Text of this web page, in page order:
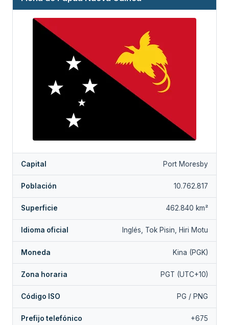
Capital Port Moresby
Población 10.762.817
Superficie 462.840 km²
Idioma oficial Inglés, Tok Pisin, Hiri Motu
Moneda Kina (PGK)
Zona horaria PGT (UTC+10)
Código ISO PG / PNG
Prefijo telefónico +675